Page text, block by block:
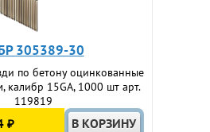
305389-30
по бетону оцинкованные
калибр 15GA, 1000 шт арт.
119819
₽